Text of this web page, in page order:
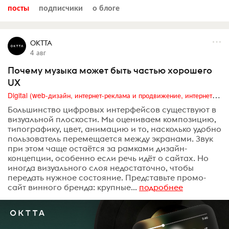
посты подписчики о блоге
OKTTA
4 авг
Почему музыка может быть частью хорошего
UX
Digital (web-дизайн, интернет-реклама и продвижение, интернет-сообщества и блоги, интернет-коммуникации, мобильный маркетинг, реклама на цифровых экранах)
Большинство цифровых интерфейсов существуют в
визуальной плоскости. Мы оцениваем композицию,
типографику, цвет, анимацию и то, насколько удобно
пользователь перемещается между экранами. Звук
при этом чаще остаётся за рамками дизайн-
концепции, особенно если речь идёт о сайтах. Но
иногда визуального слоя недостаточно, чтобы
передать нужное состояние. Представьте промо-
сайт винного бренда: крупные... подробнее